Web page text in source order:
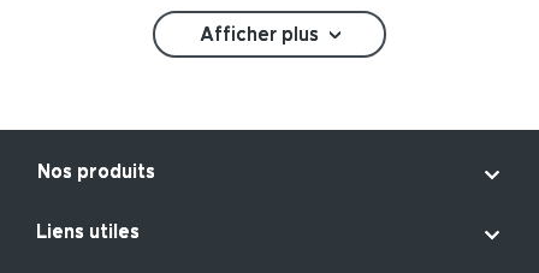
Afficher plus ›
Nos produits 
Liens utiles 